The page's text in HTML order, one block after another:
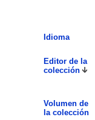
Idioma
Editor de la
colección
Volumen de
la colección